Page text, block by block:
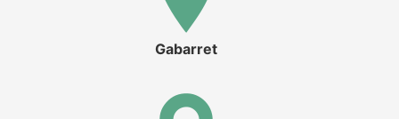
Gabarret